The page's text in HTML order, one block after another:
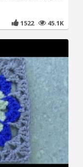
1522 45.1K